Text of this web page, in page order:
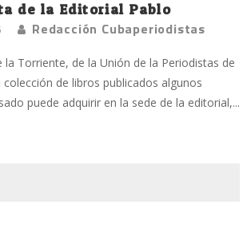
de la Editorial Pablo
Redacción Cubaperiodistas
la Torriente, de la Unión de la Periodistas de
colección de libros publicados algunos
puede adquirir en la sede de la editorial,...